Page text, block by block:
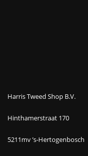
Harris Tweed Shop B.V.
Hinthamerstraat 170
5211mv ’s-Hertogenbosch